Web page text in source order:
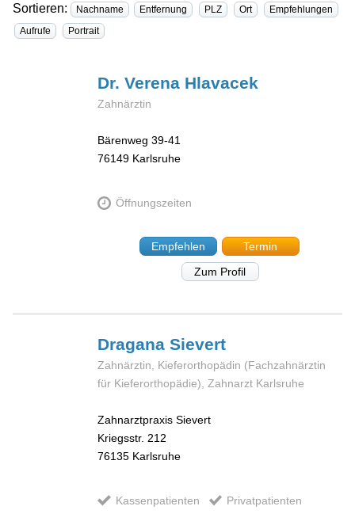
Sortieren: Nachname Entfernung PLZ Ort
Empfehlungen
Aufrufe
Portrait
Dr. Verena Hlavacek
Zahnärztin
Bärenweg 39-41
76149 Karlsruhe
Öffnungszeiten
Empfehlen
Termin
Zum Profil
DraganaSievert
Zahnärztin, Kieferorthopädin (Fachzahnärztin
für Kieferorthopädie), Zahnarzt Karlsruhe
Zahnarztpraxis Sievert
Kriegsstr. 212
76135 Karlsruhe
Kassenpatienten Privatpatienten